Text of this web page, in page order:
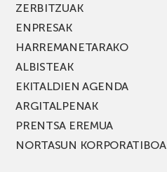
ZERBITZUAK
ENPRESAK
HARREMANETARAKO
ALBISTEAK
EKITALDIEN AGENDA
ARGITALPENAK
PRENTSA EREMUA
NORTASUN KORPORATIBOA